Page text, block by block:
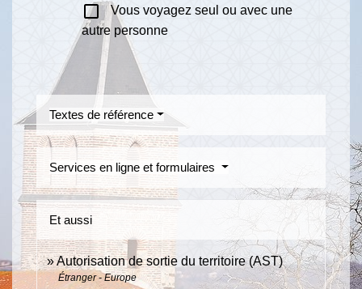
check_box_outline_blank Vous voyagez seul ou avec une
autre personne
Textes de référence
Services en ligne et formulaires
Et aussi
Autorisation de sortie du territoire (AST)
Étranger - Europe